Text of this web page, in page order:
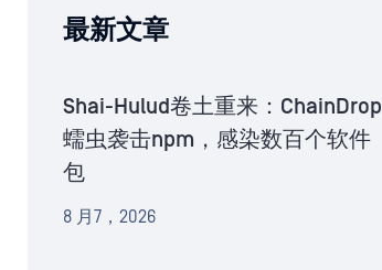
最新文章
Shai-Hulud卷土重来：ChainDrop
蠕虫袭击npm，感染数百个软件
包
8 月7，2026